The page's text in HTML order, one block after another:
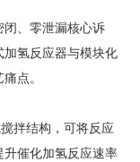
闭、零泄漏核心诉
氢反应器与模块化
点。
拌结构，可将反应
催化加氢反应速率